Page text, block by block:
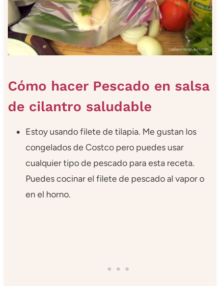
Cómo hacer Pescado en salsa
de cilantro saludable
Estoy usando filete de tilapia. Me gustan los
congelados de Costco pero puedes usar
cualquier tipo de pescado para esta receta.
Puedes cocinar el filete de pescado al vapor o
en el horno.